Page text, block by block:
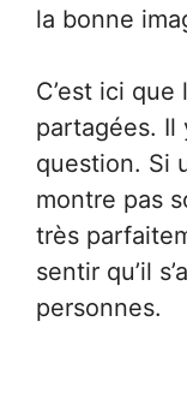
la bonne
C’est ici
partagées. Il
question. Si
montre pas
très
sentir qu’il
personnes.